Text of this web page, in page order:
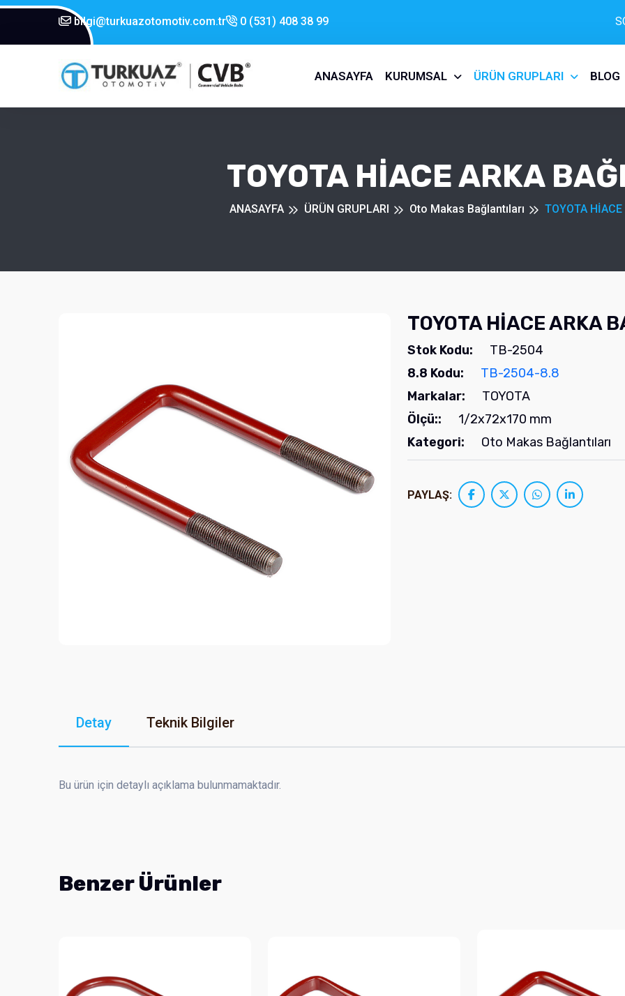
bilgi@turkuazotomotiv.com.tr 0 (531) 408 38 99
ANASAYFA KURUMSAL ÜRÜN GRUPLARI BLOG
TOYOTA HİACE ARKA
ANASAYFA ÜRÜN GRUPLARI Oto Makas Bağlantıları TOYOTA
TOYOTA HİACE ARKA
Stok Kodu:
TB-2504
8.8 Kodu:
TB-2504-8.8
Markalar:
TOYOTA
Ölçü::
1/2x72x170 mm
Kategori:
Oto Makas Bağlantıları
PAYLAŞ:
Detay Teknik Bilgiler
Bu ürün için detaylı açıklama bulunmamaktadır.
Benzer Ürünler